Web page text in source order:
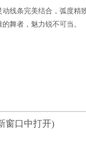
线条完美结合，弧度精致
舞者，魅力锐不可当。
窗口中打开)